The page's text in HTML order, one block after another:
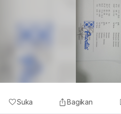
Suka Bagikan